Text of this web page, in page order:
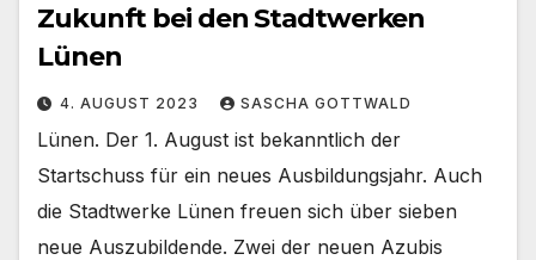
Zukunft bei den Stadtwerken
Lünen
4. AUGUST 2023 SASCHA GOTTWALD
Lünen. Der 1. August ist bekanntlich der
Startschuss für ein neues Ausbildungsjahr. Auch
die Stadtwerke Lünen freuen sich über sieben
neue Auszubildende. Zwei der neuen Azubis